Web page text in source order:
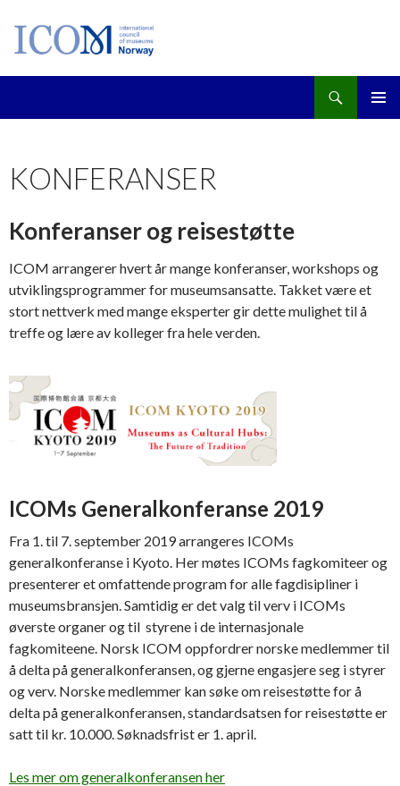
KONFERANSER
Konferanser og reisestøtte
ICOM arrangerer hvert år mange konferanser, workshops og
utviklingsprogrammer for museumsansatte. Takket være et
stort nettverk med mange eksperter gir dette mulighet til å
treffe og lære av kolleger fra hele verden.
ICOMs Generalkonferanse 2019
Fra 1. til 7. september 2019 arrangeres ICOMs
generalkonferanse i Kyoto. Her møtes ICOMs fagkomiteer og
presenterer et omfattende program for alle fagdisipliner i
museumsbransjen. Samtidig er det valg til verv i ICOMs
øverste organer og til styrene i de internasjonale
fagkomiteene. Norsk ICOM oppfordrer norske medlemmer til
å delta på generalkonferansen, og gjerne engasjere seg i styrer
og verv. Norske medlemmer kan søke om reisestøtte for å
delta på generalkonferansen, standardsatsen for reisestøtte er
satt til kr. 10.000. Søknadsfrist er 1. april.
Les mer om generalkonferansen her